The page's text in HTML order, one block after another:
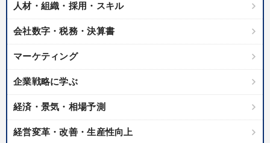
人材・組織・採用・スキル
会社数字・税務・決算書
マーケティング
企業戦略に学ぶ
経済・景気・相場予測
経営変革・改善・生産性向上